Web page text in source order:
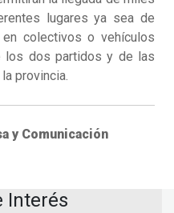
lugares ya sea de
colectivos o vehículos
los dos partidos y de las
provincia.
y Comunicación
Interés